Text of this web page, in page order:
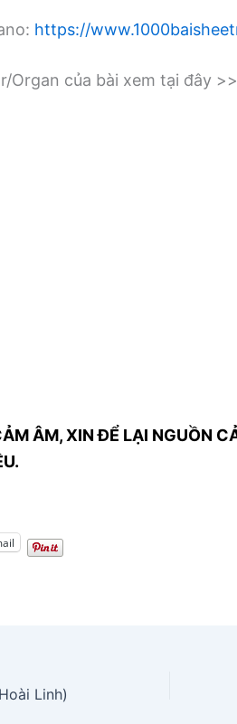
https://
Organ của bài xem tại đây >>
ÂM, XIN ĐỂ LẠI NGUỒN
Linh)